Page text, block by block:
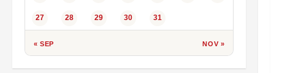
27 28 29 30 31
« SEP NOV »